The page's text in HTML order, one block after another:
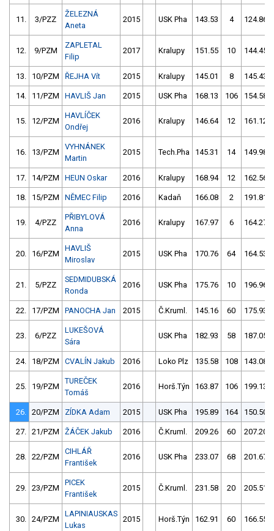
11. 3/PZZ
ŽELEZNÁ
Aneta
2015 USK Pha 143.53 4 124.86
12. 9/PZM
ZAPLETAL
Filip
2017 Kralupy 151.55 10 144.45
13. 10/PZM ŘEJHA Vít 2015 Kralupy 145.01 8 145.43
14. 11/PZM HAVLIŠ Jan 2015 USK Pha 168.13 106 154.58
15. 12/PZM
HAVLÍČEK
Ondřej
2016 Kralupy 146.64 12 161.12
16. 13/PZM
VYHNÁNEK
Martin
2015 Tech.Pha 145.31 14 149.98
17. 14/PZM HEUN Oskar 2016 Kralupy 168.94 12 162.56
18. 15/PZM NĚMEC Filip 2016 Kadaň 166.08 2 191.81
19. 4/PZZ
PŘIBYLOVÁ
Anna
2016 Kralupy 167.97 6 164.27
20. 16/PZM
HAVLIŠ
Miroslav
2015 USK Pha 170.76 64 164.53
21. 5/PZZ
SEDMIDUBSKÁ
Ronda
2016 USK Pha 175.76 10 196.96
22. 17/PZM PANOCHA Jan 2015 Č.Kruml. 145.16 60 175.93
23. 6/PZZ
LUKEŠOVÁ
Sára
USK Pha 182.93 58 187.05
24. 18/PZM CVALÍN Jakub 2016 Loko Plz 135.58 108 143.08
25. 19/PZM
TUREČEK
Tomáš
2016 Horš.Týn 163.87 106 199.13
26. 20/PZM ZÍDKA Adam 2015 USK Pha 195.89 164 150.50
27. 21/PZM ŽÁČEK Jakub 2016 Č.Kruml. 209.26 60 207.20
28. 22/PZM
CIHLÁŘ
František
2016 USK Pha 233.07 68 201.67
29. 23/PZM
PICEK
František
2015 Č.Kruml. 231.58 20 205.51
30. 24/PZM
LAPINIAUSKAS
Lukas
2015 Horš.Týn 162.91 60 166.55